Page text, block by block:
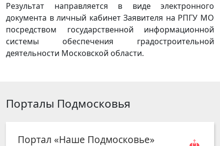
Результат направляется в виде электронного
документа в личный кабинет Заявителя на РПГУ МО
посредством государственной информационной
системы обеспечения градостроительной
деятельности Московской области.
Порталы Подмосковья
Портал «Наше Подмосковье»